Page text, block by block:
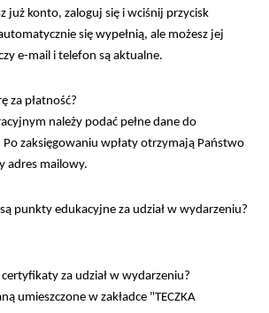
już konto, zaloguj się i wciśnij przycisk
automatycznie się wypełnią, ale możesz jej
e-mail i telefon są aktualne.
za płatność?
należy podać pełne dane do
zaksięgowaniu wpłaty otrzymają Państwo
adres mailowy.
punkty edukacyjne za udział w wydarzeniu?
za udział w wydarzeniu?
umieszczone w zakładce "TECZKA